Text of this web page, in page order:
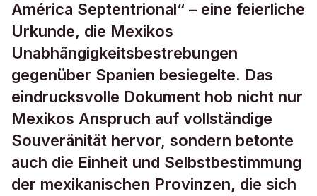
América Septentrional“ – eine feierliche
Urkunde, die Mexikos
Unabhängigkeitsbestrebungen
gegenüber Spanien besiegelte. Das
eindrucksvolle Dokument hob nicht nur
Mexikos Anspruch auf vollständige
Souveränität hervor, sondern betonte
auch die Einheit und Selbstbestimmung
der mexikanischen Provinzen, die sich